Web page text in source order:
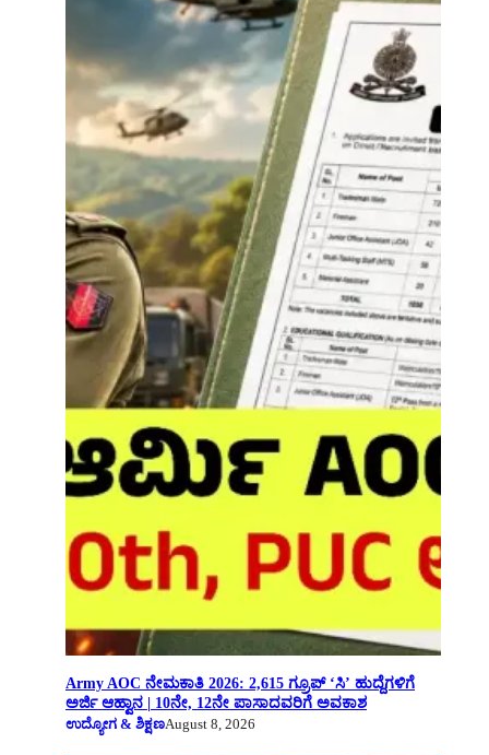
Army AOC ನೇಮಕಾತಿ 2026: 2,615 ಗ್ರೂಪ್ ‘ಸಿ’ ಹುದ್ದೆಗಳಿಗೆ
ಅರ್ಜಿ ಆಹ್ವಾನ | 10ನೇ, 12ನೇ ಪಾಸಾದವರಿಗೆ ಅವಕಾಶ
ಉದ್ಯೋಗ & ಶಿಕ್ಷಣAugust 8, 2026